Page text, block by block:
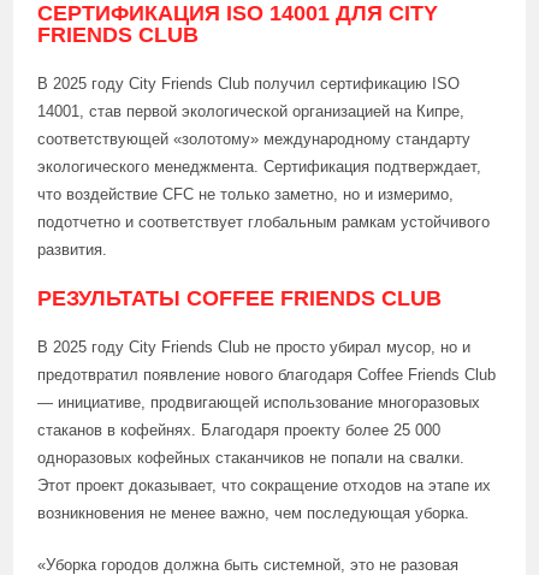
СЕРТИФИКАЦИЯ ISO 14001 ДЛЯ CITY
FRIENDS CLUB
В 2025 году City Friends Club получил сертификацию ISO
14001, став первой экологической организацией на Кипре,
соответствующей «золотому» международному стандарту
экологического менеджмента. Сертификация подтверждает,
что воздействие CFC не только заметно, но и измеримо,
подотчетно и соответствует глобальным рамкам устойчивого
развития.
РЕЗУЛЬТАТЫ COFFEE FRIENDS CLUB
В 2025 году City Friends Club не просто убирал мусор, но и
предотвратил появление нового благодаря Coffee Friends Club
— инициативе, продвигающей использование многоразовых
стаканов в кофейнях. Благодаря проекту более 25 000
одноразовых кофейных стаканчиков не попали на свалки.
Этот проект доказывает, что сокращение отходов на этапе их
возникновения не менее важно, чем последующая уборка.
«Уборка городов должна быть системной, это не разовая